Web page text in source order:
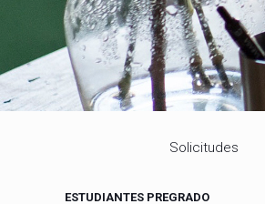
Solicitudes
ESTUDIANTES PREGRADO